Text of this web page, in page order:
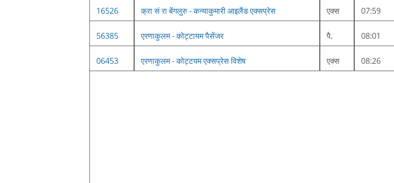
16526 क्रा सं रा बेंगलुरु - कन्याकुमारी आइलैंड एक्सप्रेस एक्स 07:59
56385 एरणाकुलम - कोट्टायम पैसेंजर पै. 08:01
06453 एरणाकुलम - कोट्टयम एक्सप्रेस विशेष एक्स 08:26